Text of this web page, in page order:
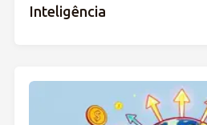
Inteligência